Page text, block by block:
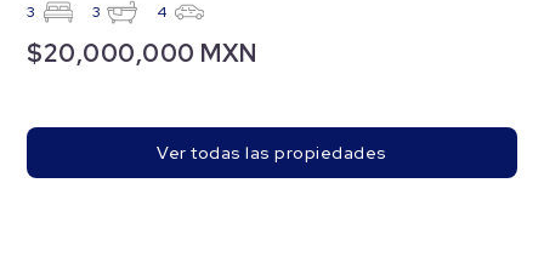
3 3 4
$20,000,000 MXN
Ver todas las propiedades